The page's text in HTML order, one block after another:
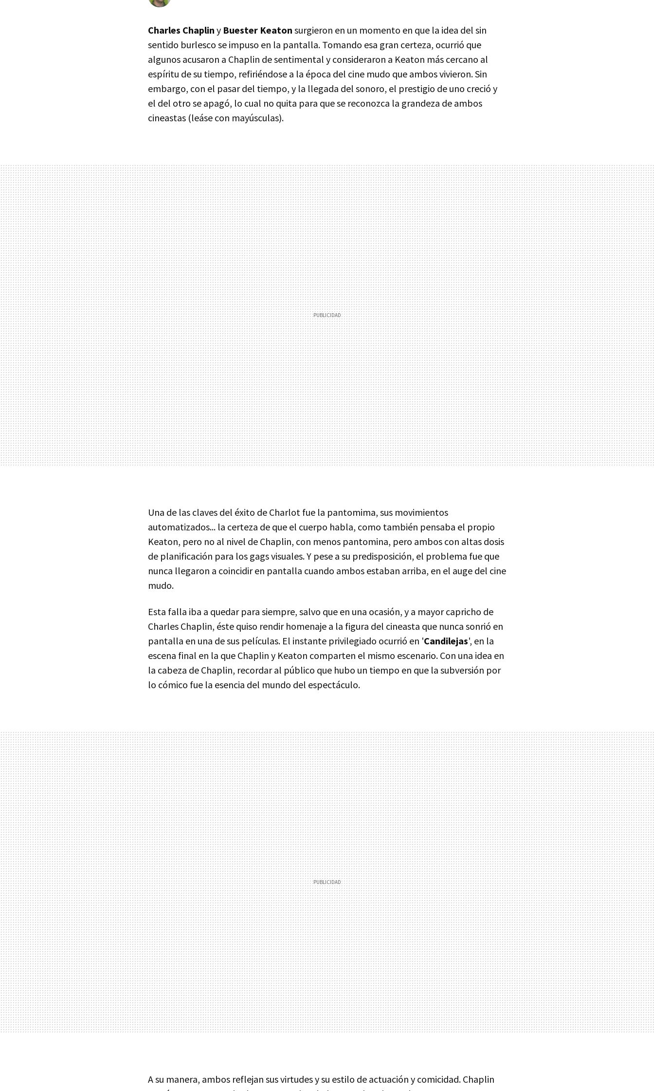
Charles Chaplin y Buester Keaton surgieron en un momento en que la idea del sin
sentido burlesco se impuso en la pantalla. Tomando esa gran certeza, ocurrió que
algunos acusaron a Chaplin de sentimental y consideraron a Keaton más cercano al
espíritu de su tiempo, refiriéndose a la época del cine mudo que ambos vivieron. Sin
embargo, con el pasar del tiempo, y la llegada del sonoro, el prestigio de uno creció y
el del otro se apagó, lo cual no quita para que se reconozca la grandeza de ambos
cineastas (leáse con mayúsculas).
Una de las claves del éxito de Charlot fue la pantomima, sus movimientos
automatizados... la certeza de que el cuerpo habla, como también pensaba el propio
Keaton, pero no al nivel de Chaplin, con menos pantomina, pero ambos con altas dosis
de planificación para los gags visuales. Y pese a su predisposición, el problema fue que
nunca llegaron a coincidir en pantalla cuando ambos estaban arriba, en el auge del cine
mudo.
Esta falla iba a quedar para siempre, salvo que en una ocasión, y a mayor capricho de
Charles Chaplin, éste quiso rendir homenaje a la figura del cineasta que nunca sonrió en
pantalla en una de sus películas. El instante privilegiado ocurrió en 'Candilejas', en la
escena final en la que Chaplin y Keaton comparten el mismo escenario. Con una idea en
la cabeza de Chaplin, recordar al público que hubo un tiempo en que la subversión por
lo cómico fue la esencia del mundo del espectáculo.
A su manera, ambos reflejan sus virtudes y su estilo de actuación y comicidad. Chaplin